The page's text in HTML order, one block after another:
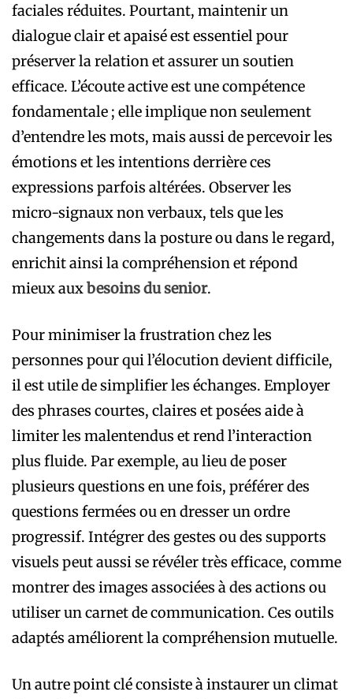
faciales réduites. Pourtant, maintenir un
dialogue clair et apaisé est essentiel pour
préserver la relation et assurer un soutien
efficace. L’écoute active est une compétence
fondamentale ; elle implique non seulement
d’entendre les mots, mais aussi de percevoir les
émotions et les intentions derrière ces
expressions parfois altérées. Observer les
micro-signaux non verbaux, tels que les
changements dans la posture ou dans le regard,
enrichit ainsi la compréhension et répond
mieux auxbesoins du senior.
Pour minimiser la frustration chez les
personnes pour qui l’élocution devient difficile,
il est utile de simplifier les échanges. Employer
des phrases courtes, claires et posées aide à
limiter les malentendus et rend l’interaction
plus fluide. Par exemple, au lieu de poser
plusieurs questions en une fois, préférer des
questions fermées ou en dresser un ordre
progressif. Intégrer des gestes ou des supports
visuels peut aussi se révéler très efficace, comme
montrer des images associées à des actions ou
utiliser un carnet de communication. Ces outils
adaptés améliorent la compréhension mutuelle.
Un autre point clé consiste à instaurer un climat